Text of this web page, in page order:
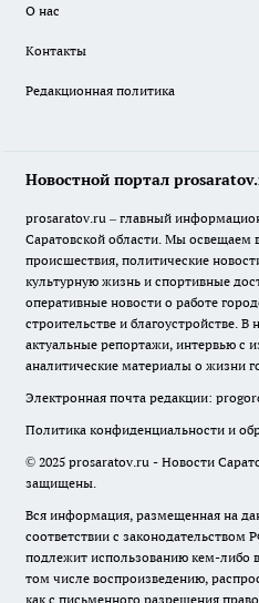
О нас
Контакты
Редакционная политика
Новостной портал
prosaratov.ru – главный
Саратовской области. Мы освещаем
происшествия, политические
культурную жизнь и спортивные
оперативные новости о работе
строительстве и благоустройстве.
актуальные репортажи, интервью с
аналитические материалы о жизни
Электронная почта редакции:
Политика конфиденциальности и
© 2025 prosaratov.ru - Новости
защищены.
Вся информация, размещенная на
соответствии с законодательством
подлежит использованию кем-либо
том числе воспроизведению,
как с письменного разрешения